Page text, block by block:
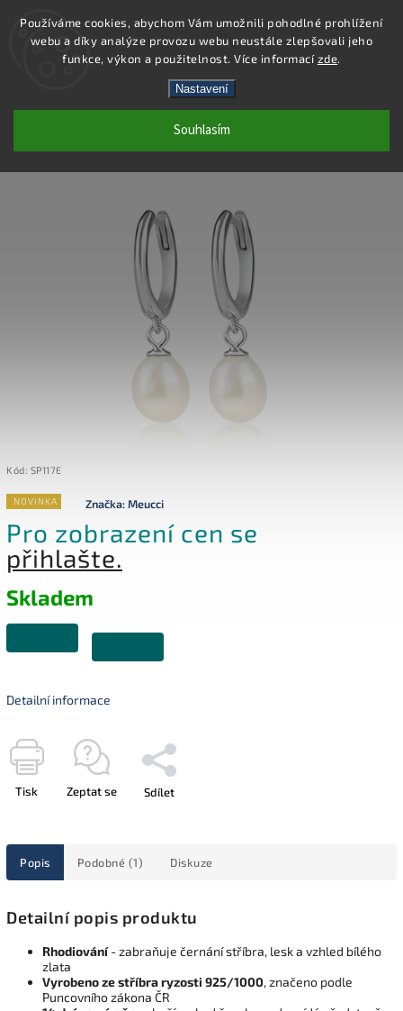
Používáme cookies, abychom Vám umožnili pohodlné prohlížení
webu a díky analýze provozu webu neustále zlepšovali jeho
funkce, výkon a použitelnost. Více informacízde.
Nastavení
Souhlasím
Hledat
SP117E - NÁUŠNICE AG 925/1000
Kód: SP117E
NOVINKA Značka:Meucci
Pro zobrazení cen se
přihlašte.
Skladem
Detailní informace
Tisk Zeptat se Sdílet
Popis Podobné (1) Diskuze
Detailní popis produktu
Rhodiování- zabraňuje černání stříbra, lesk a vzhled bílého
zlata
Vyrobeno ze stříbra ryzosti 925/1000, značeno podle
Puncovního zákona ČR